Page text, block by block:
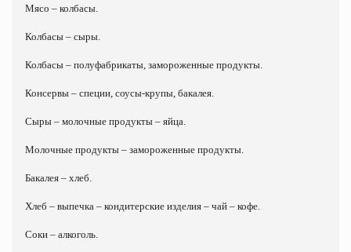
Мясо – колбасы.
Колбасы – сыры.
Колбасы – полуфабрикаты, замороженные продукты.
Консервы – специи, соусы-крупы, бакалея.
Сыры – молочные продукты – яйца.
Молочные продукты – замороженные продукты.
Бакалея – хлеб.
Хлеб – выпечка – кондитерские изделия – чай – кофе.
Соки – алкоголь.